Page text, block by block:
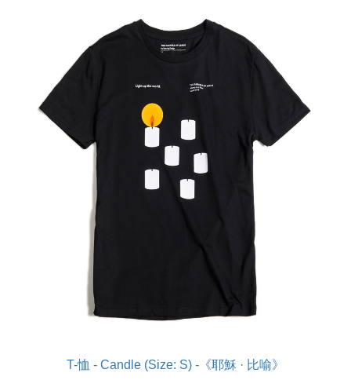
T-恤 - Candle (Size: S) -《耶穌 · 比喻》